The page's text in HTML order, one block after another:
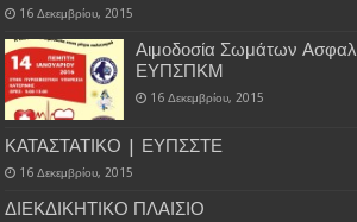
16 Δεκεμβρίου, 2015
Αιμοδοσία Σωμάτων
ΕΥΠΣΠΚΜ
16 Δεκεμβρίου, 2015
ΚΑΤΑΣΤΑΤΙΚΟ | ΕΥΠΣΣΤΕ
16 Δεκεμβρίου, 2015
ΔΙΕΚΔΙΚΗΤΙΚΟ ΠΛΑΙΣΙΟ